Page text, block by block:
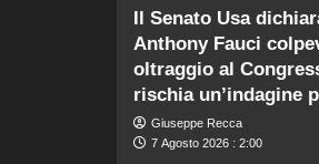
Il Senato Usa
Anthony Fauci
oltraggio al
rischia un’indagine
Giuseppe Recca
7 Agosto 2026 : 2:00